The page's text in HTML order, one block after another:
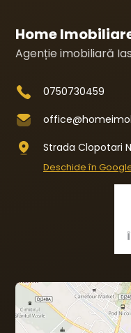
Home
Agenție imobiliară
0750730459
Strada Clopotari
Deschide în